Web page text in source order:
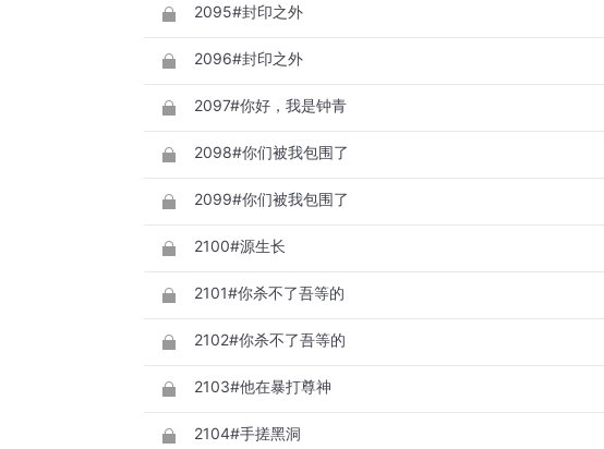
2095#封印之外
2096#封印之外
2097#你好，我是钟青
2098#你们被我包围了
2099#你们被我包围了
2100#源生长
2101#你杀不了吾等的
2102#你杀不了吾等的
2103#他在暴打尊神
2104#手搓黑洞